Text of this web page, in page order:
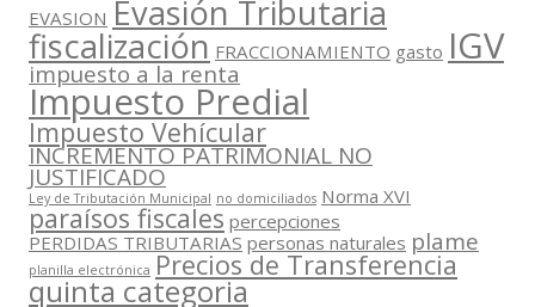
EVASION Evasión Tributaria
fiscalización FRACCIONAMIENTO gasto IGV
impuesto a la renta
Impuesto Predial
Impuesto Vehícular
INCREMENTO PATRIMONIAL NO
JUSTIFICADO
Ley de Tributación Municipal no domiciliados Norma XVI
paraísos fiscales percepciones
PERDIDAS TRIBUTARIAS personas naturales plame
planilla electrónica Precios de Transferencia
quinta categoria